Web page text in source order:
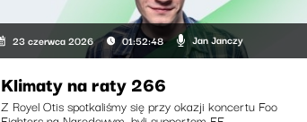
23 czerwca 2026 01:52:48 Jan Janczy
Klimaty na raty 266
Z Royel Otis spotkaliśmy się przy okazji koncertu Foo